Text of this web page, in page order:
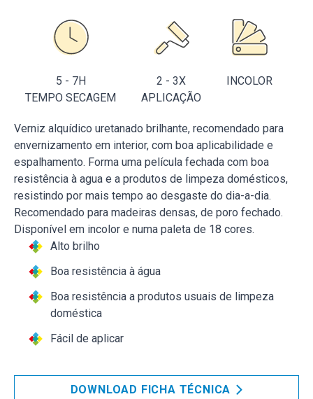
5 - 7H
TEMPO SECAGEM
2 - 3X
APLICAÇÃO
INCOLOR
Verniz alquídico uretanado brilhante, recomendado para
envernizamento em interior, com boa aplicabilidade e
espalhamento. Forma uma película fechada com boa
resistência à agua e a produtos de limpeza domésticos,
resistindo por mais tempo ao desgaste do dia-a-dia.
Recomendado para madeiras densas, de poro fechado.
Disponível em incolor e numa paleta de 18 cores.
Alto brilho
Boa resistência à água
Boa resistência a produtos usuais de limpeza
doméstica
Fácil de aplicar
DOWNLOAD FICHA TÉCNICA